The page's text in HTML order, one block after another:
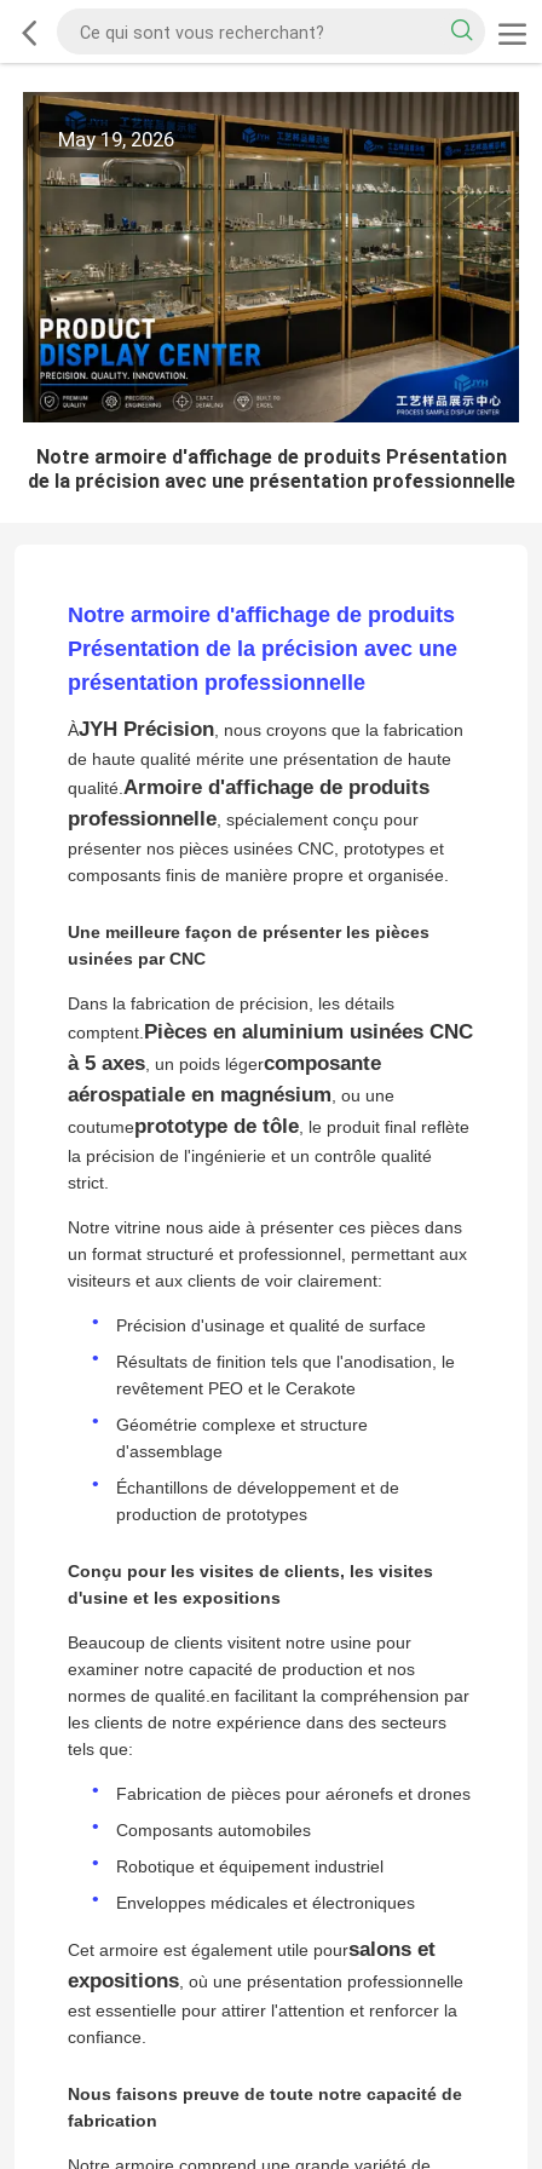
May 19, 2026
Notre armoire d'affichage de produits Présentation
de la précision avec une présentation professionnelle
Notre armoire d'affichage de produits
Présentation de la précision avec une
présentation professionnelle
ÀJYH Précision, nous croyons que la fabrication
de haute qualité mérite une présentation de haute
qualité. Armoire d'affichage de produits
professionnelle, spécialement conçu pour
présenter nos pièces usinées CNC, prototypes et
composants finis de manière propre et organisée.
Une meilleure façon de présenter les pièces
usinées par CNC
Dans la fabrication de précision, les détails
comptent. Pièces en aluminium usinées CNC
à 5 axes, un poids légercomposante
aérospatiale en magnésium , ou une
coutumeprototype de tôle, le produit final reflète
la précision de l'ingénierie et un contrôle qualité
strict.
Notre vitrine nous aide à présenter ces pièces dans
un format structuré et professionnel, permettant aux
visiteurs et aux clients de voir clairement:
Précision d'usinage et qualité de surface
Résultats de finition tels que l'anodisation, le
revêtement PEO et le Cerakote
Géométrie complexe et structure
d'assemblage
Échantillons de développement et de
production de prototypes
Conçu pour les visites de clients, les visites
d'usine et les expositions
Beaucoup de clients visitent notre usine pour
examiner notre capacité de production et nos
normes de qualité.en facilitant la compréhension par
les clients de notre expérience dans des secteurs
tels que:
Fabrication de pièces pour aéronefs et drones
Composants automobiles
Robotique et équipement industriel
Enveloppes médicales et électroniques
Cet armoire est également utile poursalons et
expositions, où une présentation professionnelle
est essentielle pour attirer l'attention et renforcer la
confiance.
Nous faisons preuve de toute notre capacité de
fabrication